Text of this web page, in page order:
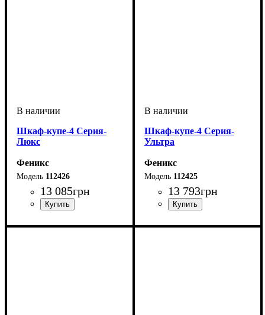
Шкаф-купе-4 Серия-
Люкс
Феникс
112426
13 085грн
Шкаф-купе-4 Серия-
Ультра
Феникс
112425
13 793грн